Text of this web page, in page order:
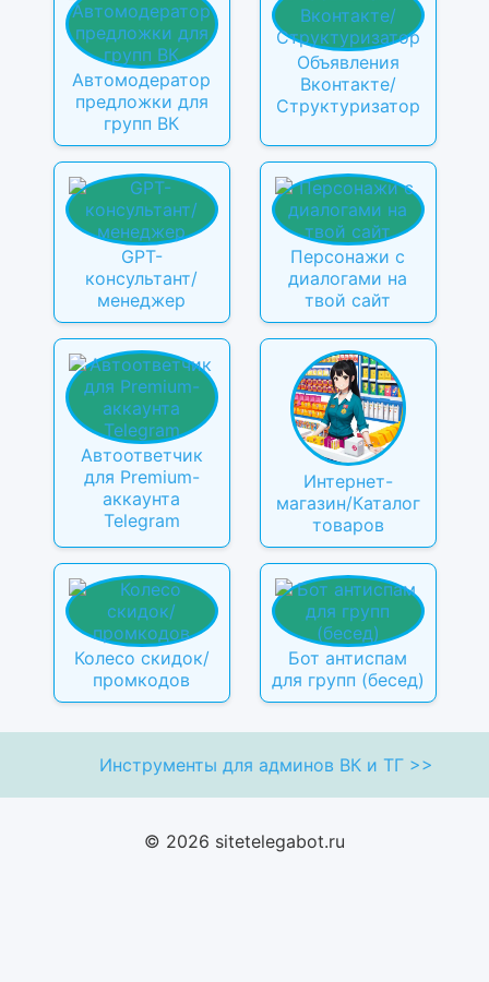
Автомодератор
предложки для
групп ВК
Объявления
Вконтакте/
Структуризатор
GPT-
консультант/
менеджер
Персонажи с
диалогами на
твой сайт
Автоответчик
для Premium-
аккаунта
Telegram
Интернет-
магазин/Каталог
товаров
Колесо скидок/
промкодов
Бот антиспам
для групп (бесед)
Инструменты для админов ВК и ТГ >>
© 2026 sitetelegabot.ru